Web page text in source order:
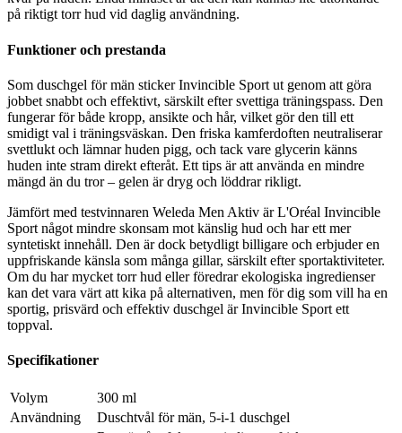
på riktigt torr hud vid daglig användning.
Funktioner och prestanda
Som duschgel för män sticker Invincible Sport ut genom att göra
jobbet snabbt och effektivt, särskilt efter svettiga träningspass. Den
fungerar för både kropp, ansikte och hår, vilket gör den till ett
smidigt val i träningsväskan. Den friska kamferdoften neutraliserar
svettlukt och lämnar huden pigg, och tack vare glycerin känns
huden inte stram direkt efteråt. Ett tips är att använda en mindre
mängd än du tror – gelen är dryg och löddrar rikligt.
Jämfört med testvinnaren Weleda Men Aktiv är L'Oréal Invincible
Sport något mindre skonsam mot känslig hud och har ett mer
syntetiskt innehåll. Den är dock betydligt billigare och erbjuder en
uppfriskande känsla som många gillar, särskilt efter sportaktiviteter.
Om du har mycket torr hud eller föredrar ekologiska ingredienser
kan det vara värt att kika på alternativen, men för dig som vill ha en
sportig, prisvärd och effektiv duschgel är Invincible Sport ett
toppval.
Specifikationer
Volym
300 ml
Användning
Duschtvål för män, 5-i-1 duschgel